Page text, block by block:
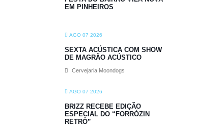
EM PINHEIROS
AGO 07 2026
SEXTA ACÚSTICA COM SHOW
DE MAGRÃO ACÚSTICO
Cervejaria Moondogs
AGO 07 2026
BRIZZ RECEBE EDIÇÃO
ESPECIAL DO “FORRÓZIN
RETRÔ”